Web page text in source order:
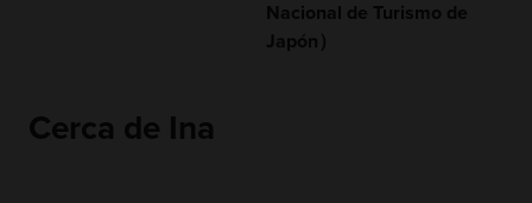
Nacional de Turismo de
Japón）
Cerca de Ina